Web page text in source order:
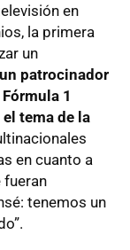
en
la primera
un
patrocinador
1
tema de la
en cuanto a
fueran
tenemos un